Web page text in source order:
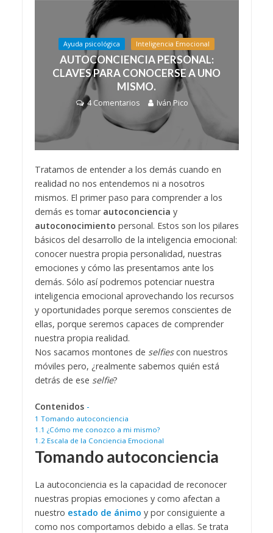
Ayuda psicológica Inteligencia Emocional
AUTOCONCIENCIA PERSONAL:
CLAVES PARA CONOCERSE A UNO
MISMO.
4 Comentarios Iván Pico
Tratamos de entender a los demás cuando en
realidad no nos entendemos ni a nosotros
mismos. El primer paso para comprender a los
demás es tomar autoconciencia y
autoconocimiento personal. Estos son los pilares
básicos del desarrollo de la inteligencia emocional:
conocer nuestra propia personalidad, nuestras
emociones y cómo las presentamos ante los
demás. Sólo así podremos potenciar nuestra
inteligencia emocional aprovechando los recursos
y oportunidades porque seremos conscientes de
ellas, porque seremos capaces de comprender
nuestra propia realidad.
Nos sacamos montones de selfiescon nuestros
móviles pero, ¿realmente sabemos quién está
detrás de ese selfie?
Contenidos -
1 Tomando autoconciencia
1.1 ¿Cómo me conozco a mi mismo?
1.2 Escala de la Conciencia Emocional
Tomando autoconciencia
La autoconciencia es la capacidad de reconocer
nuestras propias emociones y como afectan a
nuestro estado de ánimo y por consiguiente a
como nos comportamos debido a ellas. Se trata